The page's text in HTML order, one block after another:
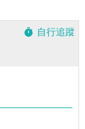
timer 自行追蹤